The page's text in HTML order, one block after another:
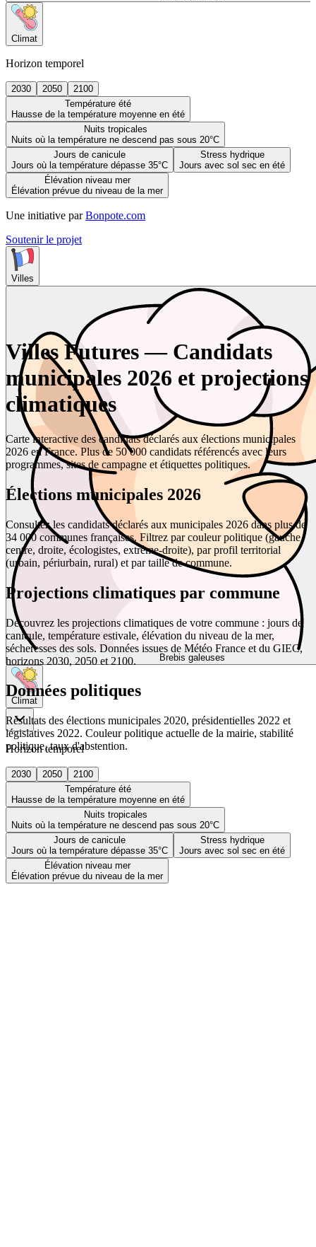
Climat
Horizon temporel
2030 2050
2100
Température été
Hausse de la température moyenne en été
Nuits tropicales
Nuits où la température ne descend pas sous 20°C
Jours de canicule
Jours où la température dépasse 35°C
Stress hydrique
Jours avec sol sec en été
Élévation niveau mer
Élévation prévue du niveau de la mer
Une initiative par Bonpote.com
Soutenir le projet
Villes
Brebis galeuses
Climat
Horizon temporel
2030 2050
2100
Température été
Hausse de la température moyenne en été
Nuits tropicales
Nuits où la température ne descend pas sous 20°C
Jours de canicule
Jours où la température dépasse 35°C
Stress hydrique
Jours avec sol sec en été
Élévation niveau mer
Élévation prévue du niveau de la mer
Villes Futures — Candidats
municipales 2026 et projections
climatiques
Carte interactive des candidats déclarés aux élections municipales
2026 en France. Plus de 50 000 candidats référencés avec leurs
programmes, sites de campagne et étiquettes politiques.
Élections municipales 2026
Consultez les candidats déclarés aux municipales 2026 dans plus de
34 000 communes françaises. Filtrez par couleur politique (gauche,
centre, droite, écologistes, extrême-droite), par profil territorial
(urbain, périurbain, rural) et par taille de commune.
Projections climatiques par commune
Découvrez les projections climatiques de votre commune : jours de
canicule, température estivale, élévation du niveau de la mer,
sécheresses des sols. Données issues de Météo France et du GIEC,
horizons 2030, 2050 et 2100.
Données politiques
Résultats des élections municipales 2020, présidentielles 2022 et
législatives 2022. Couleur politique actuelle de la mairie, stabilité
politique, taux d'abstention.